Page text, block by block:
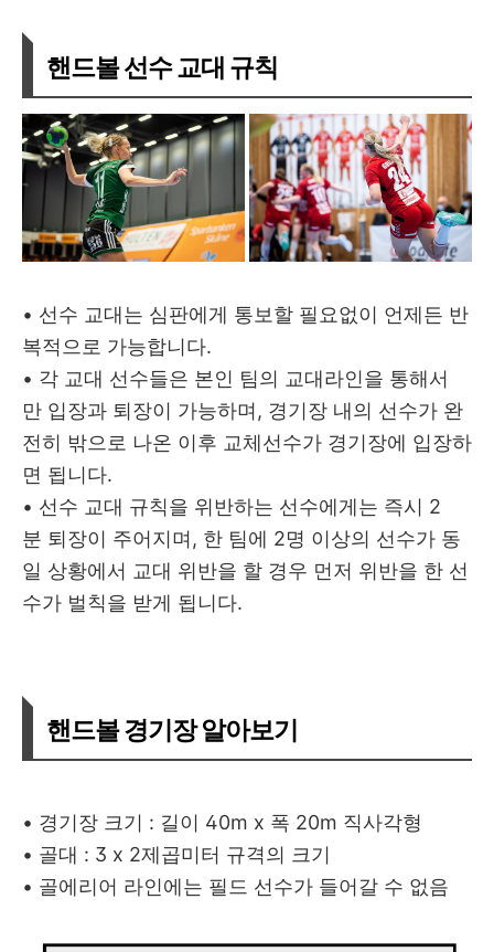
핸드볼 선수 교대 규칙
• 선수 교대는 심판에게 통보할 필요없이 언제든 반
복적으로 가능합니다.
• 각 교대 선수들은 본인 팀의 교대라인을 통해서
만 입장과 퇴장이 가능하며, 경기장 내의 선수가 완
전히 밖으로 나온 이후 교체선수가 경기장에 입장하
면 됩니다.
• 선수 교대 규칙을 위반하는 선수에게는 즉시 2
분 퇴장이 주어지며, 한 팀에 2명 이상의 선수가 동
일 상황에서 교대 위반을 할 경우 먼저 위반을 한 선
수가 벌칙을 받게 됩니다.
핸드볼 경기장 알아보기
• 경기장 크기 : 길이 40m x 폭 20m 직사각형
• 골대 : 3 x 2제곱미터 규격의 크기
• 골에리어 라인에는 필드 선수가 들어갈 수 없음